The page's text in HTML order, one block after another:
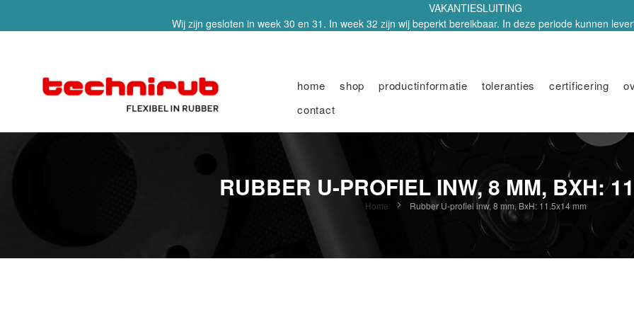
VAKANTIESLUITING
Wij zijn gesloten in week 30 en 31. In week 32 zijn wij beperkt bereikbaar. In deze periode kunnen
home shop productinformatie toleranties certificering
contact
RUBBER U-PROFIEL INW, 8 MM, BXH:
Home Rubber U-profiel inw, 8 mm, BxH: 11.5x14 mm